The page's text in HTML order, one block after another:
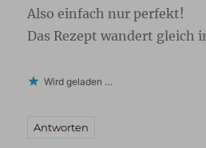
Also einfach nur perfekt!
Das Rezept wandert gleich
Wird geladen …
Antworten